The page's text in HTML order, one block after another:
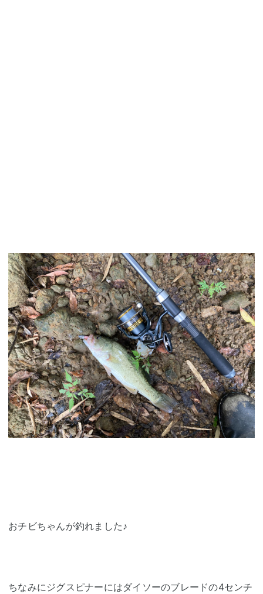
おチビちゃんが釣れました♪
ちなみにジグスピナーにはダイソーのブレードの4センチ